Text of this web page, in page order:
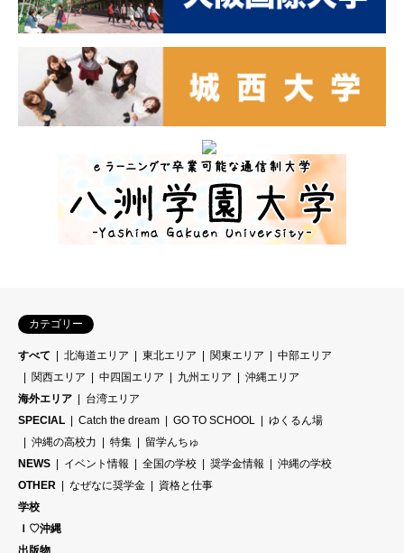
カテゴリー
すべて 北海道エリア 東北エリア 関東エリア
中部エリア
関西エリア
中四国エリア 九州エリア
沖縄エリア
海外エリア
台湾エリア
SPECIAL
Catch the dream GO TO SCHOOL
ゆくるん場
沖縄の高校力
特集
留学んちゅ
NEWS
イベント情報 全国の学校 奨学金情報
沖縄の学校
OTHER
なぜなに奨学金
資格と仕事
学校
Ｉ♡沖縄
出版物